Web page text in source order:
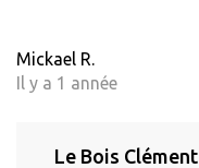
Mickael R.
Il y a 1 année
Le Bois Clément